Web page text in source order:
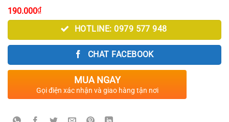
190.000₫
HOTLINE: 0979 577 948
CHAT FACEBOOK
MUA NGAY
Gọi điện xác nhận và giao hàng tận nơi